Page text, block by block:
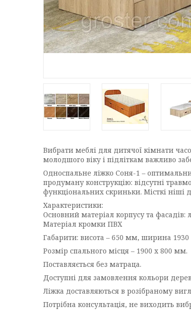
Вибрати меблі для дитячої кімнати
молодшого віку і підліткам важливо
Односпальне ліжко Соня-1 –
продуману конструкцію: відсутні
функціональних скриньки. Місткі
Характеристики:
Основний матеріал корпусу та
Матеріал кромки ПВХ
Габарити: висота – 650 мм, ширина
Розмір спального місця – 1900 х 800 мм.
Поставляється без матраца.
Доступні для замовлення кольори
Ліжка доставляються в розібраному
Потрібна консультація, не виходить